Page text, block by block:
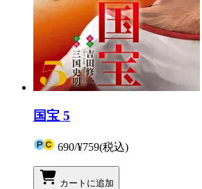
国宝 5
690/¥759(税込)
カートに追加